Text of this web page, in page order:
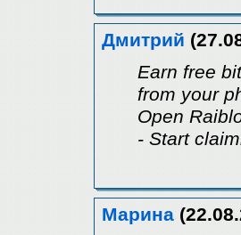
Дмитрий
Earn free
from your
Open
- Start
Марина